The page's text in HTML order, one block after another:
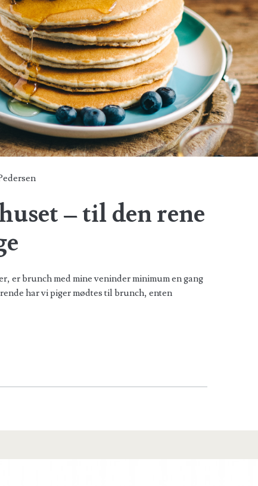
– til den rene
er brunch med mine veninder minimum en gang
har vi piger mødtes til brunch, enten